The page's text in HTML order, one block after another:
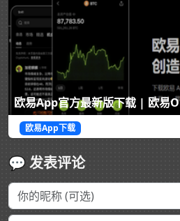
欧易App下载
💬 发表评论